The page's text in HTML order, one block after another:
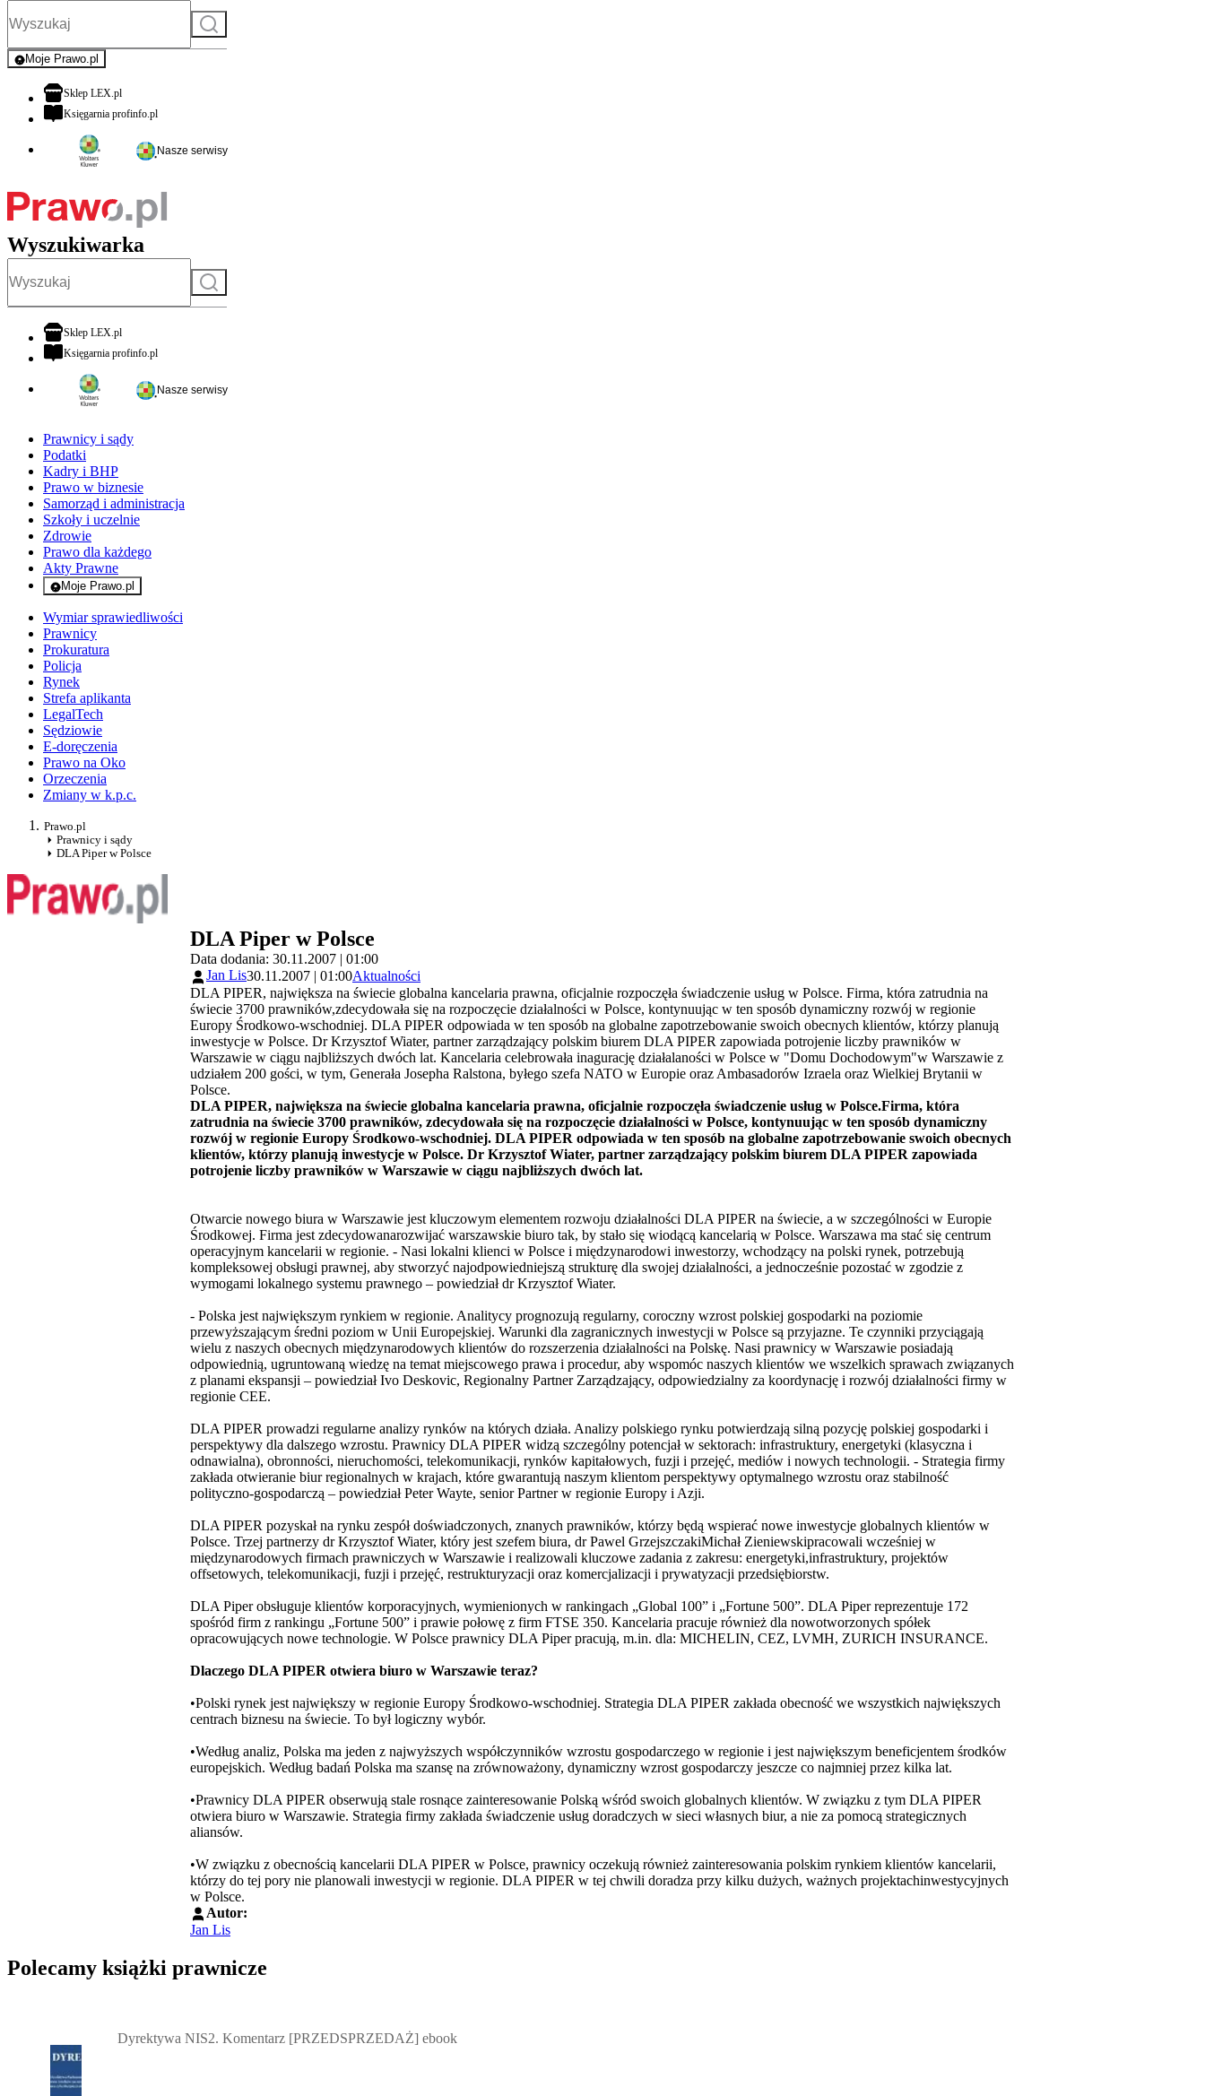
Szukaj
Moje Prawo.pl
- rejestracja i logowanie do serwisu
Sklep LEX.plotwiera się w nowej karcie
Księgarnia profinfo.plotwiera się w nowej karcie
Nasze serwisy
Wyszukiwarka
Szukaj
Sklep LEX.plotwiera się w nowej karcie
Księgarnia profinfo.plotwiera się w nowej karcie
Nasze serwisy
Prawnicy i sądy
Podatki
Kadry i BHP
Prawo w biznesie
Samorząd i administracja
Szkoły i uczelnie
Zdrowie
Prawo dla każdego
Akty Prawne
Moje Prawo.pl
- rejestracja i logowanie do serwisu
Wymiar sprawiedliwości
Prawnicy
Prokuratura
Policja
Rynek
Strefa aplikanta
LegalTech
Sędziowie
E-doręczenia
Prawo na Oko
Orzeczenia
Zmiany w k.p.c.
Prawo.pl
Prawnicy i sądy
DLA Piper w Polsce
DLA Piper w Polsce
Data dodania: 30.11.2007 | 01:00
Jan Lis30.11.2007 | 01:00Aktualności
DLA PIPER, największa na świecie globalna kancelaria prawna, oficjalnie rozpoczęła świadczenie usług w Polsce. Firma, która zatrudnia na
świecie 3700 prawników,zdecydowała się na rozpoczęcie działalności w Polsce, kontynuując w ten sposób dynamiczny rozwój w regionie
Europy Środkowo-wschodniej. DLA PIPER odpowiada w ten sposób na globalne zapotrzebowanie swoich obecnych klientów, którzy planują
inwestycje w Polsce. Dr Krzysztof Wiater, partner zarządzający polskim biurem DLA PIPER zapowiada potrojenie liczby prawników w
Warszawie w ciągu najbliższych dwóch lat. Kancelaria celebrowała inagurację działalaności w Polsce w "Domu Dochodowym"w Warszawie z
udziałem 200 gości, w tym, Generała Josepha Ralstona, byłego szefa NATO w Europie oraz Ambasadorów Izraela oraz Wielkiej Brytanii w
Polsce.
DLA PIPER, największa na świecie globalna kancelaria prawna, oficjalnie rozpoczęła świadczenie usług w Polsce.Firma, która
zatrudnia na świecie 3700 prawników, zdecydowała się na rozpoczęcie działalności w Polsce, kontynuując w ten sposób dynamiczny
rozwój w regionie Europy Środkowo-wschodniej. DLA PIPER odpowiada w ten sposób na globalne zapotrzebowanie swoich obecnych
klientów, którzy planują inwestycje w Polsce. Dr Krzysztof Wiater, partner zarządzający polskim biurem DLA PIPER zapowiada
potrojenie liczby prawników w Warszawie w ciągu najbliższych dwóch lat.
Otwarcie nowego biura w Warszawie jest kluczowym elementem rozwoju działalności DLA PIPER na świecie, a w szczególności w Europie
Środkowej. Firma jest zdecydowanarozwijać warszawskie biuro tak, by stało się wiodącą kancelarią w Polsce. Warszawa ma stać się centrum
operacyjnym kancelarii w regionie. - Nasi lokalni klienci w Polsce i międzynarodowi inwestorzy, wchodzący na polski rynek, potrzebują
kompleksowej obsługi prawnej, aby stworzyć najodpowiedniejszą strukturę dla swojej działalności, a jednocześnie pozostać w zgodzie z
wymogami lokalnego systemu prawnego – powiedział dr Krzysztof Wiater.
- Polska jest największym rynkiem w regionie. Analitycy prognozują regularny, coroczny wzrost polskiej gospodarki na poziomie
przewyższającym średni poziom w Unii Europejskiej. Warunki dla zagranicznych inwestycji w Polsce są przyjazne. Te czynniki przyciągają
wielu z naszych obecnych międzynarodowych klientów do rozszerzenia działalności na Polskę. Nasi prawnicy w Warszawie posiadają
odpowiednią, ugruntowaną wiedzę na temat miejscowego prawa i procedur, aby wspomóc naszych klientów we wszelkich sprawach związanych
z planami ekspansji – powiedział Ivo Deskovic, Regionalny Partner Zarządzający, odpowiedzialny za koordynację i rozwój działalności firmy w
regionie CEE.
DLA PIPER prowadzi regularne analizy rynków na których działa. Analizy polskiego rynku potwierdzają silną pozycję polskiej gospodarki i
perspektywy dla dalszego wzrostu. Prawnicy DLA PIPER widzą szczególny potencjał w sektorach: infrastruktury, energetyki (klasyczna i
odnawialna), obronności, nieruchomości, telekomunikacji, rynków kapitałowych, fuzji i przejęć, mediów i nowych technologii. - Strategia firmy
zakłada otwieranie biur regionalnych w krajach, które gwarantują naszym klientom perspektywy optymalnego wzrostu oraz stabilność
polityczno-gospodarczą – powiedział Peter Wayte, senior Partner w regionie Europy i Azji.
DLA PIPER pozyskał na rynku zespół doświadczonych, znanych prawników, którzy będą wspierać nowe inwestycje globalnych klientów w
Polsce. Trzej partnerzy dr Krzysztof Wiater, który jest szefem biura, dr Pawel GrzejszczakiMichał Zieniewskipracowali wcześniej w
międzynarodowych firmach prawniczych w Warszawie i realizowali kluczowe zadania z zakresu: energetyki,infrastruktury, projektów
offsetowych, telekomunikacji, fuzji i przejęć, restrukturyzacji oraz komercjalizacji i prywatyzacji przedsiębiorstw.
DLA Piper obsługuje klientów korporacyjnych, wymienionych w rankingach „Global 100” i „Fortune 500”. DLA Piper reprezentuje 172
spośród firm z rankingu „Fortune 500” i prawie połowę z firm FTSE 350. Kancelaria pracuje również dla nowotworzonych spółek
opracowujących nowe technologie. W Polsce prawnicy DLA Piper pracują, m.in. dla: MICHELIN, CEZ, LVMH, ZURICH INSURANCE.
Dlaczego DLA PIPER otwiera biuro w Warszawie teraz?
•Polski rynek jest największy w regionie Europy Środkowo-wschodniej. Strategia DLA PIPER zakłada obecność we wszystkich największych
centrach biznesu na świecie. To był logiczny wybór.
•Według analiz, Polska ma jeden z najwyższych współczynników wzrostu gospodarczego w regionie i jest największym beneficjentem środków
europejskich. Według badań Polska ma szansę na zrównoważony, dynamiczny wzrost gospodarczy jeszcze co najmniej przez kilka lat.
•Prawnicy DLA PIPER obserwują stale rosnące zainteresowanie Polską wśród swoich globalnych klientów. W związku z tym DLA PIPER
otwiera biuro w Warszawie. Strategia firmy zakłada świadczenie usług doradczych w sieci własnych biur, a nie za pomocą strategicznych
aliansów.
•W związku z obecnością kancelarii DLA PIPER w Polsce, prawnicy oczekują również zainteresowania polskim rynkiem klientów kancelarii,
którzy do tej pory nie planowali inwestycji w regionie. DLA PIPER w tej chwili doradza przy kilku dużych, ważnych projektachinwestycyjnych
w Polsce.
Autor:
Jan Lis
Polecamy książki prawnicze
Dyrektywa NIS2. Komentarz [PRZEDSPRZEDAŻ] ebook